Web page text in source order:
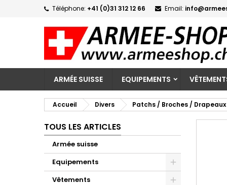
Téléphone: +41 (0)31 312 12 66 Email:
ARMÉE SUISSE EQUIPEMENTS
Accueil Divers Patchs / Broches / Drapeaux
TOUS LES ARTICLES
Armée suisse
Equipements
Vêtements
add_circle_outline